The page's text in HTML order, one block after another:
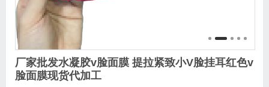
厂家批发水凝胶v脸面膜 提拉紧致小V脸挂耳红色v
脸面膜现货代加工